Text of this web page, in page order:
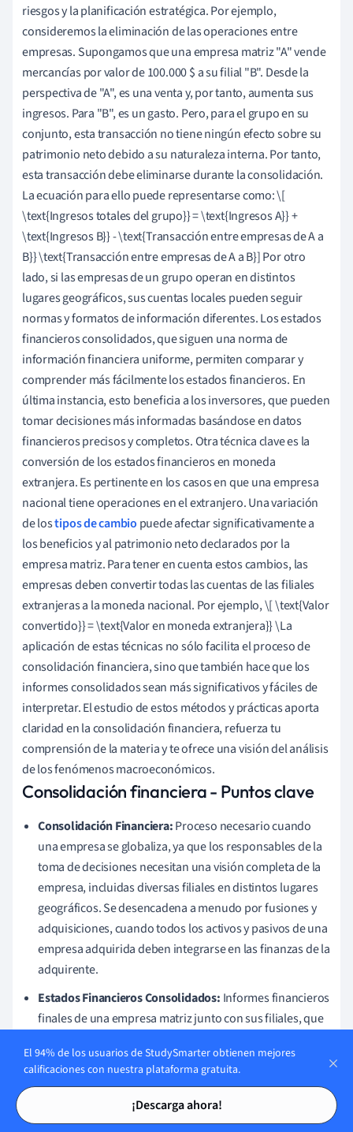
Tarjetas de estudio
Tarjetas de estudio
riesgos y la planificación estratégica. Por ejemplo,
consideremos la eliminación de las operaciones entre
empresas. Supongamos que una empresa matriz "A" vende
mercancías por valor de 100.000 $ a su filial "B". Desde la
perspectiva de "A", es una venta y, por tanto, aumenta sus
ingresos. Para "B", es un gasto. Pero, para el grupo en su
conjunto, esta transacción no tiene ningún efecto sobre su
patrimonio neto debido a su naturaleza interna. Por tanto,
esta transacción debe eliminarse durante la consolidación.
La ecuación para ello puede representarse como: \[
\text{Ingresos totales del grupo}} = \text{Ingresos A}} +
\text{Ingresos B}} - \text{Transacción entre empresas de A a
B}} \text{Transacción entre empresas de A a B}] Por otro
lado, si las empresas de un grupo operan en distintos
lugares geográficos, sus cuentas locales pueden seguir
normas y formatos de información diferentes. Los estados
financieros consolidados, que siguen una norma de
información financiera uniforme, permiten comparar y
comprender más fácilmente los estados financieros. En
última instancia, esto beneficia a los inversores, que pueden
tomar decisiones más informadas basándose en datos
financieros precisos y completos. Otra técnica clave es la
conversión de los estados financieros en moneda
extranjera. Es pertinente en los casos en que una empresa
nacional tiene operaciones en el extranjero. Una variación
de lostipos de cambio puede afectar significativamente a
los beneficios y al patrimonio neto declarados por la
empresa matriz. Para tener en cuenta estos cambios, las
empresas deben convertir todas las cuentas de las filiales
extranjeras a la moneda nacional. Por ejemplo, \[ \text{Valor
convertido}} = \text{Valor en moneda extranjera}} \La
aplicación de estas técnicas no sólo facilita el proceso de
consolidación financiera, sino que también hace que los
informes consolidados sean más significativos y fáciles de
interpretar. El estudio de estos métodos y prácticas aporta
claridad en la consolidación financiera, refuerza tu
comprensión de la materia y te ofrece una visión del análisis
de los fenómenos macroeconómicos.
Consolidación financiera - Puntos clave
Consolidación Financiera:Proceso necesario cuando
una empresa se globaliza, ya que los responsables de la
toma de decisiones necesitan una visión completa de la
empresa, incluidas diversas filiales en distintos lugares
geográficos. Se desencadena a menudo por fusiones y
adquisiciones, cuando todos los activos y pasivos de una
empresa adquirida deben integrarse en las finanzas de la
adquirente.
Estados Financieros Consolidados: Informes financieros
finales de una empresa matriz junto con sus filiales, que
combinados. Abarcan un balance consolidado, una
cuenta de resultados consolidada, un estado de cambios
en el patrimonio neto y un estado de flujo de caja
consolidado. Ofrecen información sobre la salud de una
El 94% de los usuarios de StudySmarter obtienen mejores
calificaciones con nuestra plataforma gratuita.
¡Descarga ahora!